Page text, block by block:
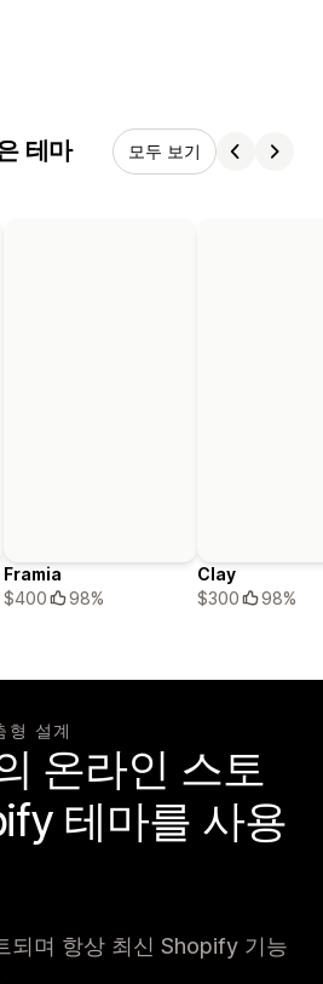
보
테마 모두 보기
Framia
$400
98%
Clay
$300
98%
형 설계
온라인 스토
테마를 사용
되며 항상 최신 Shopify 기능